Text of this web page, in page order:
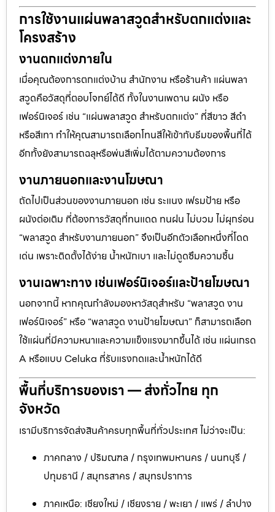
การใช้งานแผ่นพลาสวูดสำหรับตกแต่งและ
โครงสร้าง
งานตกแต่งภายใน
เมื่อคุณต้องการตกแต่งบ้าน สำนักงาน หรือร้านค้า แผ่นพลา
สวูดคือวัสดุที่ตอบโจทย์ได้ดี ทั้งในงานเพดาน ผนัง หรือ
เฟอร์นิเจอร์ เช่น “แผ่นพลาสวูด สำหรับตกแต่ง” ที่สีขาว สีดำ
หรือสีเทา ทำให้คุณสามารถเลือกโทนสีให้เข้ากับธีมของพื้นที่ได้
อีกทั้งยังสามารถฉลุหรือพ่นสีเพิ่มได้ตามความต้องการ
งานภายนอกและงานโฆษณา
ถัดไปเป็นส่วนของงานภายนอก เช่น ระแนง เฟรมป้าย หรือ
ผนังต่อเติม ที่ต้องการวัสดุที่ทนแดด ทนฝน ไม่บวม ไม่ผุกร่อน
“พลาสวูด สำหรับงานภายนอก” จึงเป็นอีกตัวเลือกหนึ่งที่โดด
เด่น เพราะติดตั้งได้ง่าย น้ำหนักเบา และไม่ดูดซึมความชื้น
งานเฉพาะทาง เช่นเฟอร์นิเจอร์และป้ายโฆษณา
นอกจากนี้ หากคุณกำลังมองหาวัสดุสำหรับ “พลาสวูด งาน
เฟอร์นิเจอร์” หรือ “พลาสวูด งานป้ายโฆษณา” ก็สามารถเลือก
ใช้แผ่นที่มีความหนาและความแข็งแรงมากขึ้นได้ เช่น แผ่นเกรด
A หรือแบบ Celuka ที่รับแรงกดและน้ำหนักได้ดี
พื้นที่บริการของเรา — ส่งทั่วไทย ทุก
จังหวัด
เรามีบริการจัดส่งสินค้าครบทุกพื้นที่ทั่วประเทศ ไม่ว่าจะเป็น:
ภาคกลาง / ปริมณฑล / กรุงเทพมหานคร / นนทบุรี /
ปทุมธานี / สมุทรสาคร / สมุทรปราการ
ภาคเหนือ: เชียงใหม่ / เชียงราย / พะเยา / แพร่ / ลำปาง